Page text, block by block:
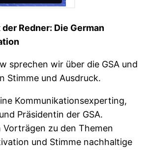
Redner: Die German
sprechen wir über die GSA und
Stimme und Ausdruck.
Kommunikationsexperting,
Präsidentin der GSA.
zu den Themen
und Stimme nachhaltige